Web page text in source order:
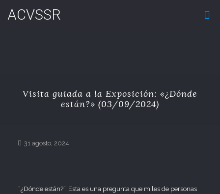
ACVSSR
Visita guiada a la Exposición: «¿Dónde
están?» (03/09/2024)
31 agosto, 2024
“¿Dónde están?”. Esta es una pregunta que miles de personas